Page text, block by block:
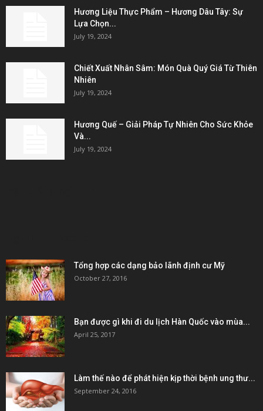
Hương Liệu Thực Phẩm – Hương Dâu Tây: Sự
Lựa Chọn...
July 19, 2024
Chiết Xuất Nhân Sâm: Món Quà Quý Giá Từ Thiên
Nhiên
July 19, 2024
Hương Quế – Giải Pháp Tự Nhiên Cho Sức Khỏe
Và...
July 19, 2024
Tổng hợp các dạng bảo lãnh định cư Mỹ
October 27, 2016
Bạn được gì khi đi du lịch Hàn Quốc vào mùa...
April 25, 2017
Làm thế nào để phát hiện kịp thời bệnh ung thư...
September 24, 2016